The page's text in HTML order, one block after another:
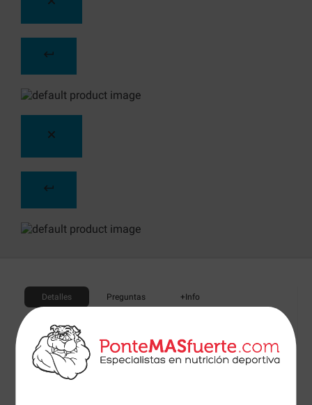
Detalles Preguntas +Info
Vitargo Carboloader de Vitargo es un complemento
elaborado con únicamente de carbohidratos patentado
Vitargo® sin azúcares para garantizar unos niveles